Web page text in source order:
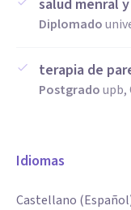
salud menral
Diplomado
terapia de
Postgradoupb,
Idiomas
Castellano